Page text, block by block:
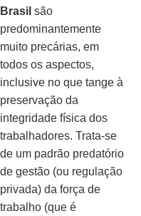
Brasil são
predominantemente
muito precárias, em
todos os aspectos,
inclusive no que tange à
preservação da
integridade física dos
trabalhadores. Trata-se
de um padrão predatório
de gestão (ou regulação
privada) da força de
trabalho (que é